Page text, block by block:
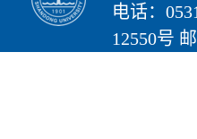
电话：
12550号